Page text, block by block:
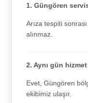
1. Güngören
Arıza tespiti
alınmaz.
2. Aynı gün
Evet, Güngören
ekibimiz ulaşır.